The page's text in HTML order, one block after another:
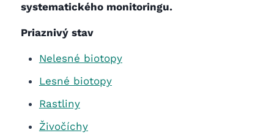
systematického monitoringu.
Priaznivý stav
Nelesné biotopy
Lesné biotopy
Rastliny
Živočíchy